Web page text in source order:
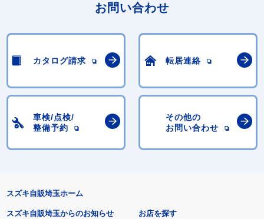
お問い合わせ
カタログ請求 転居連絡
車検/点検/
整備予約
その他の
お問い合わせ
スズキ自販埼玉ホーム
スズキ自販埼玉からのお知らせ お店を探す